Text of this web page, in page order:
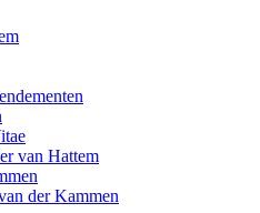
van Hattem
der Kammen